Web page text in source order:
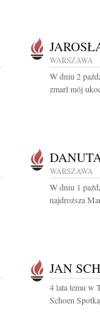
WARSZAWA
W dniu 2
zmarł mój
WARSZAWA
W dniu 1
najdroższa
JAN
4 lata temu w
Schoen